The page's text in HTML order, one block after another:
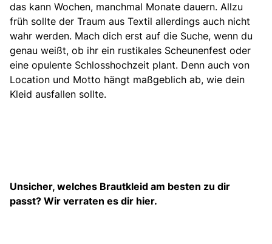
das kann Wochen, manchmal Monate dauern. Allzu
früh sollte der Traum aus Textil allerdings auch nicht
wahr werden. Mach dich erst auf die Suche, wenn du
genau weißt, ob ihr ein rustikales Scheunenfest oder
eine opulente Schlosshochzeit plant. Denn auch von
Location und Motto hängt maßgeblich ab, wie dein
Kleid ausfallen sollte.
Unsicher, welches Brautkleid am besten zu dir
passt? Wir verraten es dir hier.